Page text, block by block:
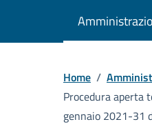
Home /
Procedura aperta
gennaio 2021-31